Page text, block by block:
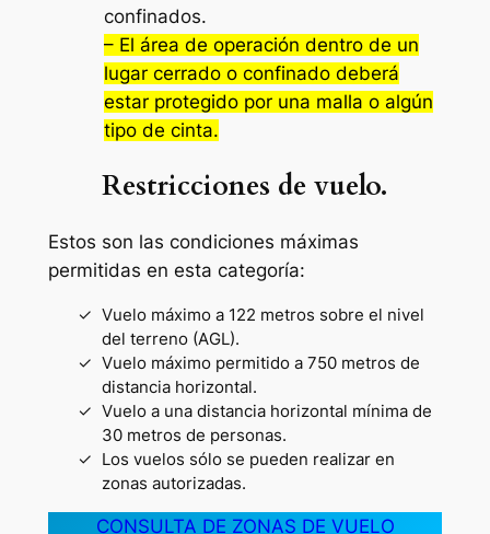
confinados.
– El área de operación dentro de un
lugar cerrado o confinado deberá
estar protegido por una malla o algún
tipo de cinta.
Restricciones de vuelo.
Estos son las condiciones máximas
permitidas en esta categoría:
Vuelo máximo a 122 metros sobre el nivel
del terreno (AGL).
Vuelo máximo permitido a 750 metros de
distancia horizontal.
Vuelo a una distancia horizontal mínima de
30 metros de personas.
Los vuelos sólo se pueden realizar en
zonas autorizadas.
CONSULTA DE ZONAS DE VUELO